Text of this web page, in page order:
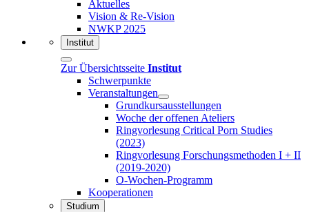
Aktuelles
Vision & Re-Vision
NWKP 2025
Institut
Zur Übersichtsseite Institut
Schwerpunkte
Veranstaltungen
Grundkursausstellungen
Woche der offenen Ateliers
Ringvorlesung Critical Porn Studies
(2023)
Ringvorlesung Forschungsmethoden I + II
(2019-2020)
O-Wochen-Programm
Kooperationen
Studium